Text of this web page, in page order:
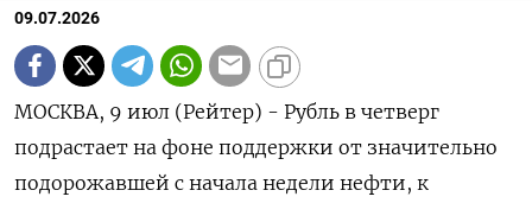
09.07.2026
МОСКВА, 9 июл (Рейтер) - Рубль в четверг
подрастает на фоне поддержки от значительно
подорожавшей с начала недели нефти, к